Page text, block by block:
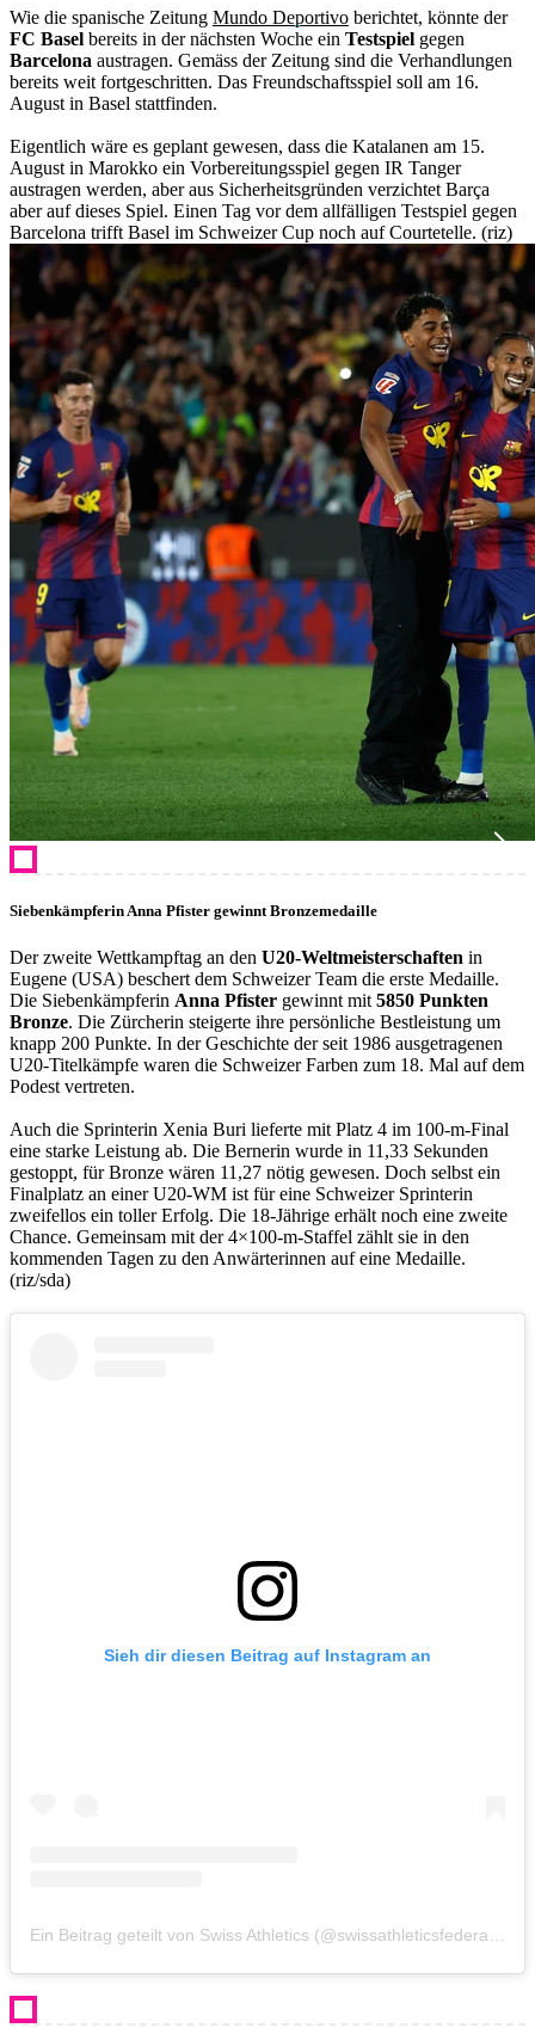
Wie die spanische Zeitung Mundo Deportivo berichtet, könnte der
FC Basel bereits in der nächsten Woche ein Testspiel gegen
Barcelona austragen. Gemäss der Zeitung sind die Verhandlungen
bereits weit fortgeschritten. Das Freundschaftsspiel soll am 16.
August in Basel stattfinden.
Eigentlich wäre es geplant gewesen, dass die Katalanen am 15.
August in Marokko ein Vorbereitungsspiel gegen IR Tanger
austragen werden, aber aus Sicherheitsgründen verzichtet Barça
aber auf dieses Spiel. Einen Tag vor dem allfälligen Testspiel gegen
Barcelona trifft Basel im Schweizer Cup noch auf Courtetelle. (riz)
Siebenkämpferin Anna Pfister gewinnt Bronzemedaille
Der zweite Wettkampftag an den U20-Weltmeisterschaften in
Eugene (USA) beschert dem Schweizer Team die erste Medaille.
Die Siebenkämpferin Anna Pfister gewinnt mit 5850 Punkten
Bronze. Die Zürcherin steigerte ihre persönliche Bestleistung um
knapp 200 Punkte. In der Geschichte der seit 1986 ausgetragenen
U20-Titelkämpfe waren die Schweizer Farben zum 18. Mal auf dem
Podest vertreten.
Auch die Sprinterin Xenia Buri lieferte mit Platz 4 im 100-m-Final
eine starke Leistung ab. Die Bernerin wurde in 11,33 Sekunden
gestoppt, für Bronze wären 11,27 nötig gewesen. Doch selbst ein
Finalplatz an einer U20-WM ist für eine Schweizer Sprinterin
zweifellos ein toller Erfolg. Die 18-Jährige erhält noch eine zweite
Chance. Gemeinsam mit der 4×100-m-Staffel zählt sie in den
kommenden Tagen zu den Anwärterinnen auf eine Medaille.
(riz/sda)
Sieh dir diesen Beitrag auf Instagram an
Ein Beitrag geteilt von Swiss Athletics (@swissathleticsfederation)